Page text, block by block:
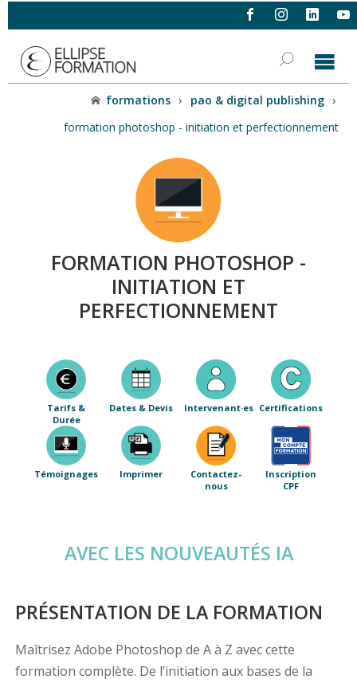
formations › pao & digital publishing ›
formation photoshop - initiation et perfectionnement
FORMATION PHOTOSHOP -
INITIATION ET
PERFECTIONNEMENT
Tarifs &
Durée
Dates & Devis Intervenant·es Certifications
Témoignages Imprimer
Contactez-
nous
Inscription
CPF
AVEC LES NOUVEAUTÉS IA
PRÉSENTATION DE LA FORMATION
Maîtrisez Adobe Photoshop de A à Z avec cette
formation complète. De l’initiation aux bases de la